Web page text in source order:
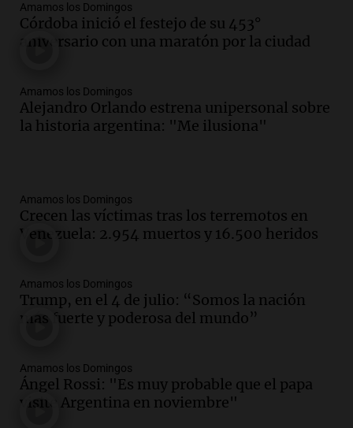
Amamos los Domingos
Córdoba inició el festejo de su 453°
aniversario con una maratón por la ciudad
Amamos los Domingos
Alejandro Orlando estrena unipersonal sobre
la historia argentina: "Me ilusiona"
Amamos los Domingos
Crecen las víctimas tras los terremotos en
Venezuela: 2.954 muertos y 16.500 heridos
Amamos los Domingos
Trump, en el 4 de julio: “Somos la nación
más fuerte y poderosa del mundo”
Amamos los Domingos
Ángel Rossi: "Es muy probable que el papa
visite Argentina en noviembre"